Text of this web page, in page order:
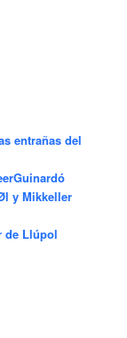
entrañas del
y Mikkeller
de Llúpol